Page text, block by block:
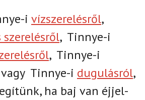
i vízszerelésről,
, Tinnye-i
, Tinnye-i
vagy Tinnye-i dugulásról,
ha baj van éjjel-